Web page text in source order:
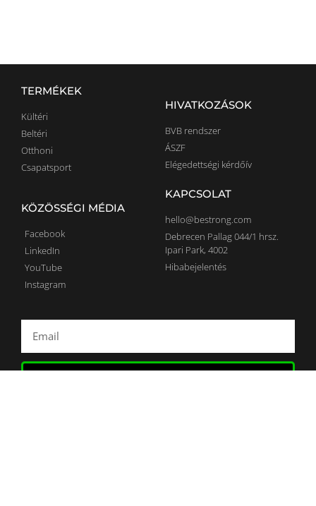
TERMÉKEK
Kültéri
Beltéri
Otthoni
Csapatsport
HIVATKOZÁSOK
BVB rendszer
ÁSZF
Elégedettségi kérdőív
KÖZÖSSÉGI MÉDIA
Facebook
LinkedIn
YouTube
Instagram
KAPCSOLAT
hello@bestrong.com
Debrecen Pallag 044/1 hrsz.
Ipari Park, 4002
Hibabejelentés